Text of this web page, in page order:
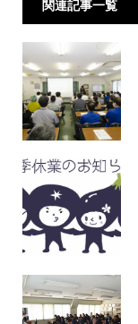
関連記事一覧